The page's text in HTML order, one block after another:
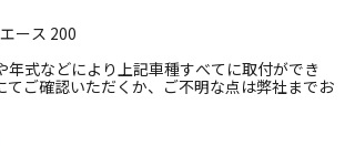
ース 200
式などにより上記車種すべてに取付ができ
ご確認いただくか、ご不明な点は弊社までお